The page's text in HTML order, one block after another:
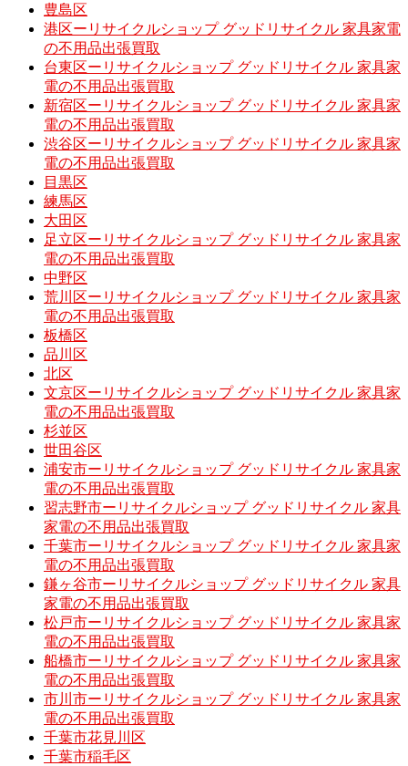
豊島区
港区ーリサイクルショップ グッドリサイクル 家具家電
の不用品出張買取
台東区ーリサイクルショップ グッドリサイクル 家具家
電の不用品出張買取
新宿区ーリサイクルショップ グッドリサイクル 家具家
電の不用品出張買取
渋谷区ーリサイクルショップ グッドリサイクル 家具家
電の不用品出張買取
目黒区
練馬区
大田区
足立区ーリサイクルショップ グッドリサイクル 家具家
電の不用品出張買取
中野区
荒川区ーリサイクルショップ グッドリサイクル 家具家
電の不用品出張買取
板橋区
品川区
北区
文京区ーリサイクルショップ グッドリサイクル 家具家
電の不用品出張買取
杉並区
世田谷区
浦安市ーリサイクルショップ グッドリサイクル 家具家
電の不用品出張買取
習志野市ーリサイクルショップ グッドリサイクル 家具
家電の不用品出張買取
千葉市ーリサイクルショップ グッドリサイクル 家具家
電の不用品出張買取
鎌ヶ谷市ーリサイクルショップ グッドリサイクル 家具
家電の不用品出張買取
松戸市ーリサイクルショップ グッドリサイクル 家具家
電の不用品出張買取
船橋市ーリサイクルショップ グッドリサイクル 家具家
電の不用品出張買取
市川市ーリサイクルショップ グッドリサイクル 家具家
電の不用品出張買取
千葉市花見川区
千葉市稲毛区